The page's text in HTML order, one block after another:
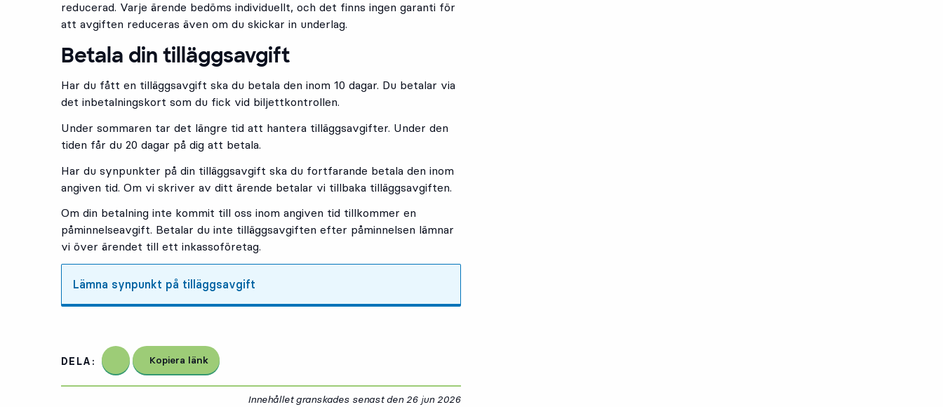
reducerad. Varje ärende bedöms individuellt, och det finns ingen garanti för
att avgiften reduceras även om du skickar in underlag.
Betala din tilläggsavgift
Har du fått en tilläggsavgift ska du betala den inom 10 dagar. Du betalar via
det inbetalningskort som du fick vid biljettkontrollen.
Under sommaren tar det längre tid att hantera tilläggsavgifter. Under den
tiden får du 20 dagar på dig att betala.
Har du synpunkter på din tilläggsavgift ska du fortfarande betala den inom
angiven tid. Om vi skriver av ditt ärende betalar vi tillbaka tilläggsavgiften.
Om din betalning inte kommit till oss inom angiven tid tillkommer en
påminnelseavgift. Betalar du inte tilläggsavgiften efter påminnelsen lämnar
vi över ärendet till ett inkassoföretag.
Lämna synpunkt på tilläggsavgift
DELA: Dela på Facebook
Kopiera länk
Innehållet granskades senast den 26 jun 2026